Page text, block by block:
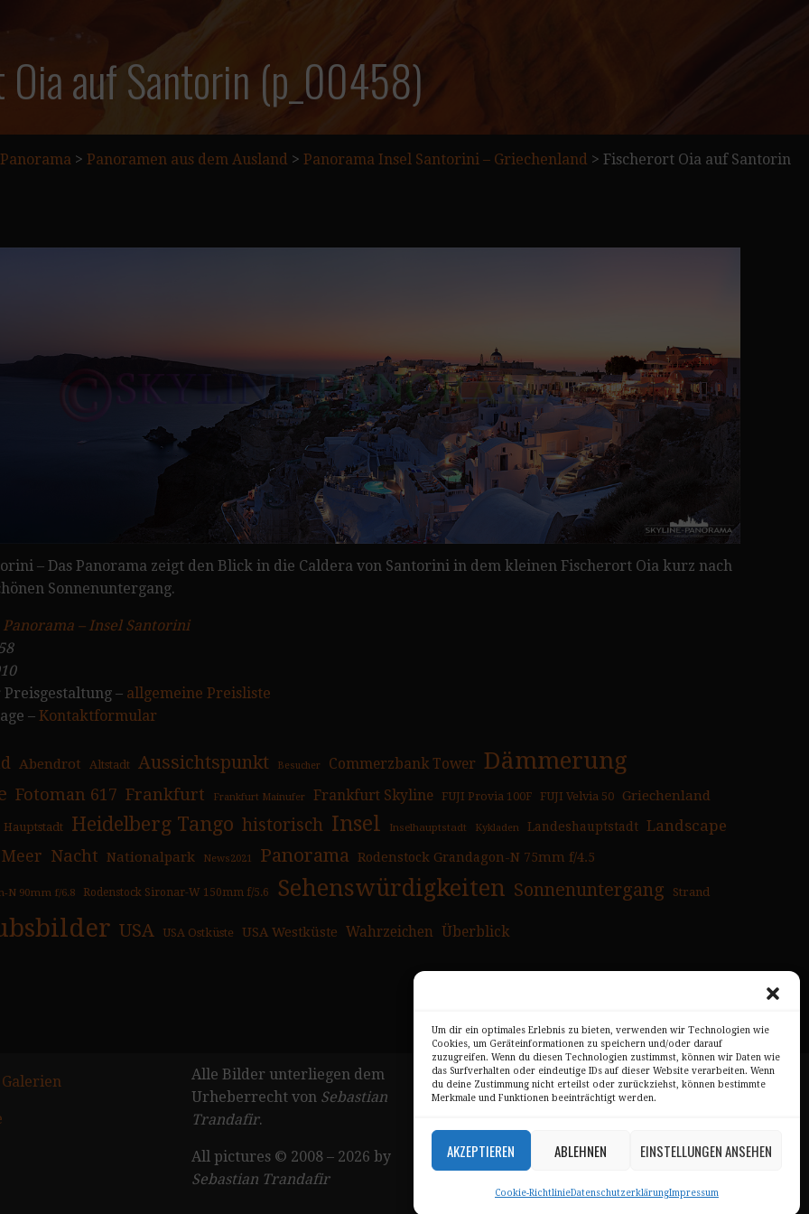
Um dir ein optimales Erlebnis zu bieten, verwenden wir Technologien wie
Cookies, um Geräteinformationen zu speichern und/oder darauf
zuzugreifen. Wenn du diesen Technologien zustimmst, können wir Daten wie
das Surfverhalten oder eindeutige IDs auf dieser Website verarbeiten. Wenn
du deine Zustimmung nicht erteilst oder zurückziehst, können bestimmte
Merkmale und Funktionen beeinträchtigt werden.
AKZEPTIEREN ABLEHNEN EINSTELLUNGEN ANSEHEN
Cookie-RichtlinieDatenschutzerklärungImpressum
Oia auf Santorin (p_00458)
Panorama > Panoramen aus dem Ausland > Panorama Insel Santorini – Griechenland > Fischerort Oia auf Santorin
– Das Panorama zeigt den Blick in die Caldera von Santorini in dem kleinen Fischerort Oia kurz nach
Sonnenuntergang.
Panorama – Insel Santorini
– allgemeine Preisliste
– Kontaktformular
Abendrot Altstadt Aussichtspunkt Besucher Commerzbank Tower Dämmerung
Fotoman 617 Frankfurt Frankfurt Mainufer Frankfurt Skyline FUJI Provia 100F FUJI Velvia 50
Griechenland
Hauptstadt Heidelberg Tango historisch Insel Inselhauptstadt Kykladen Landeshauptstadt Landscape
Meer Nacht Nationalpark News2021 Panorama Rodenstock Grandagon-N 75mm f/4.5
N 90mm f/6.8 Rodenstock Sironar-W 150mm f/5.6 Sehenswürdigkeiten Sonnenuntergang Strand
USA USA Ostküste USA Westküste Wahrzeichen Überblick
Alle Bilder unterliegen dem
Urheberrecht von Sebastian
Trandafir.
All pictures © 2008 – 2026 by
Sebastian Trandafir
Impressum
AGB